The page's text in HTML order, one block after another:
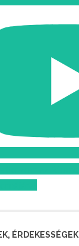
ÉRDEKESSÉGEK